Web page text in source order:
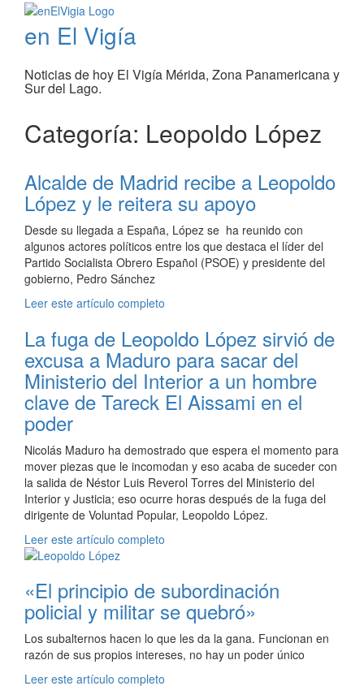
en El Vigía
Noticias de hoy El Vigía Mérida, Zona Panamericana y
Sur del Lago.
Categoría: Leopoldo López
Alcalde de Madrid recibe a Leopoldo
López y le reitera su apoyo
Desde su llegada a España, López se ha reunido con
algunos actores políticos entre los que destaca el líder del
Partido Socialista Obrero Español (PSOE) y presidente del
gobierno, Pedro Sánchez
Leer este artículo completo
La fuga de Leopoldo López sirvió de
excusa a Maduro para sacar del
Ministerio del Interior a un hombre
clave de Tareck El Aissami en el
poder
Nicolás Maduro ha demostrado que espera el momento para
mover piezas que le incomodan y eso acaba de suceder con
la salida de Néstor Luis Reverol Torres del Ministerio del
Interior y Justicia; eso ocurre horas después de la fuga del
dirigente de Voluntad Popular, Leopoldo López.
Leer este artículo completo
«El principio de subordinación
policial y militar se quebró»
Los subalternos hacen lo que les da la gana. Funcionan en
razón de sus propios intereses, no hay un poder único
Leer este artículo completo